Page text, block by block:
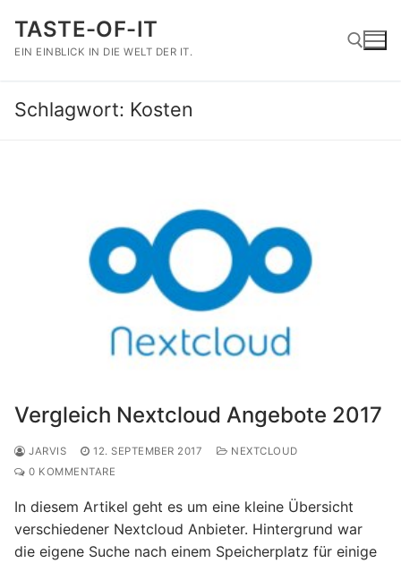
Inhalt
springen
TASTE-OF-IT
EIN EINBLICK IN DIE WELT DER IT.
Schlagwort: Kosten
Vergleich Nextcloud Angebote 2017
JARVIS 12. SEPTEMBER 2017
NEXTCLOUD
0 KOMMENTARE
In diesem Artikel geht es um eine kleine Übersicht
verschiedener Nextcloud Anbieter. Hintergrund war
die eigene Suche nach einem Speicherplatz für einige